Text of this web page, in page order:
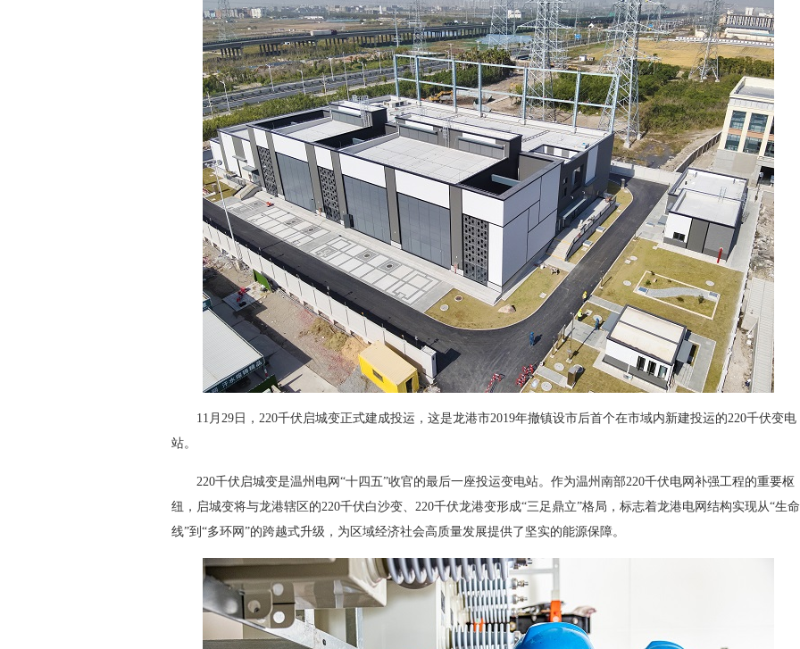
11月29日，220千伏启城变正式建成投运，这是龙港市2019年撤镇设市后首个在市域内新建投运的220千伏变电
站。
220千伏启城变是温州电网“十四五”收官的最后一座投运变电站。作为温州南部220千伏电网补强工程的重要枢
纽，启城变将与龙港辖区的220千伏白沙变、220千伏龙港变形成“三足鼎立”格局，标志着龙港电网结构实现从“生命
线”到“多环网”的跨越式升级，为区域经济社会高质量发展提供了坚实的能源保障。